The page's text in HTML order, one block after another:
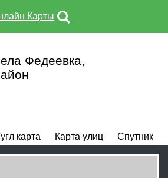
Карты
Федеевка,
карта Карта улиц Спутник